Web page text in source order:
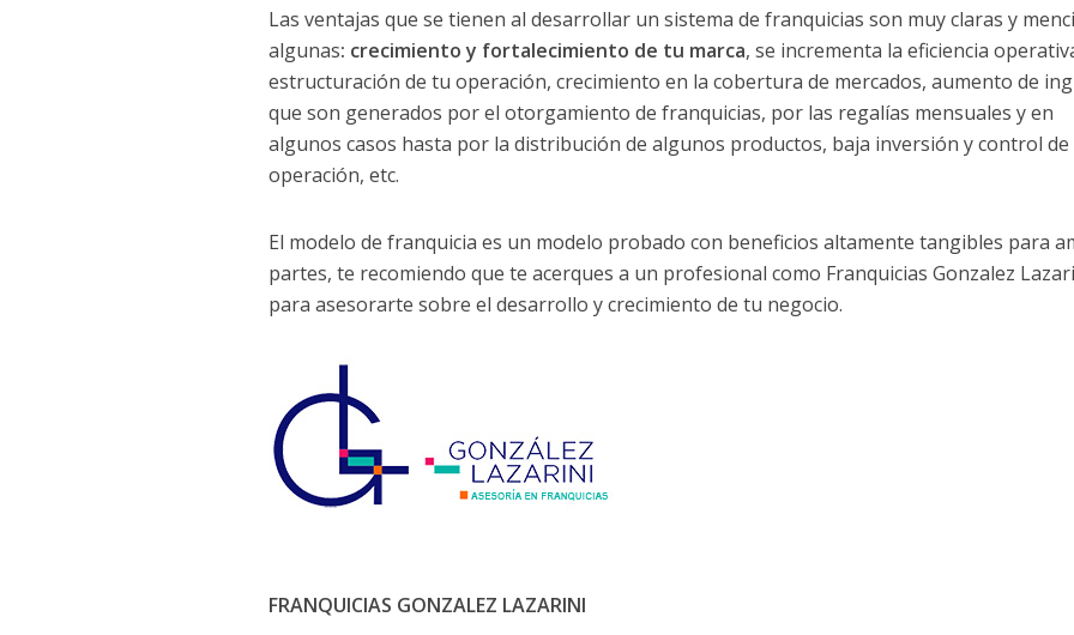
Las ventajas que se tienen al desarrollar un sistema de franquicias son muy claras y
algunas: crecimiento y fortalecimiento de tu marca, se incrementa la eficiencia
estructuración de tu operación, crecimiento en la cobertura de mercados, aumento de
que son generados por el otorgamiento de franquicias, por las regalías mensuales y en
algunos casos hasta por la distribución de algunos productos, baja inversión y control
operación, etc.
El modelo de franquicia es un modelo probado con beneficios altamente tangibles para
partes, te recomiendo que te acerques a un profesional como Franquicias Gonzalez
para asesorarte sobre el desarrollo y crecimiento de tu negocio.
FRANQUICIAS GONZALEZ LAZARINI